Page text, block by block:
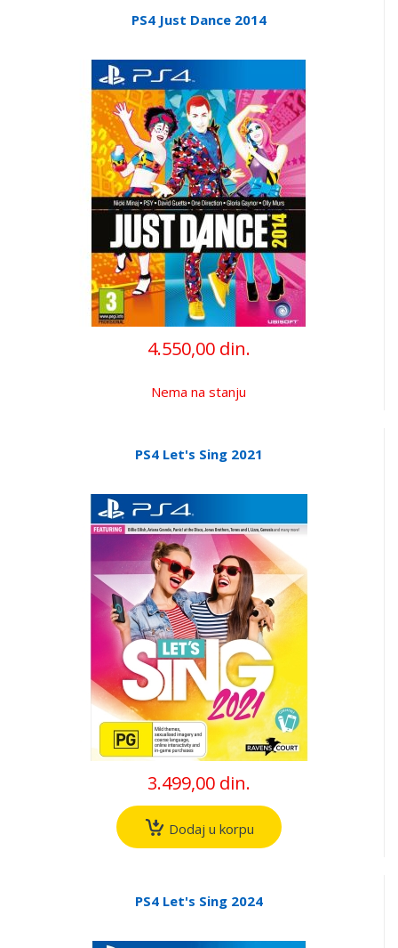
PS4 Just Dance 2014
4.550,00 din.
Nema na stanju
PS4 Let's Sing 2021
3.499,00 din.
Dodaj u korpu
PS4 Let's Sing 2024